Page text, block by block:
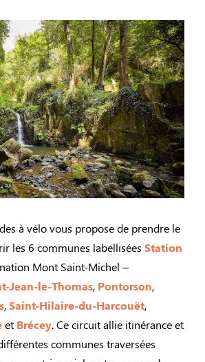
à vélo vous propose de prendre le
les 6 communes labellisées Station
Mont Saint-Michel –
Jean-le-Thomas, Pontorson,
,Saint-Hilaire-du-Harcouët,
et Brécey. Ce circuit allie itinérance et
communes traversées